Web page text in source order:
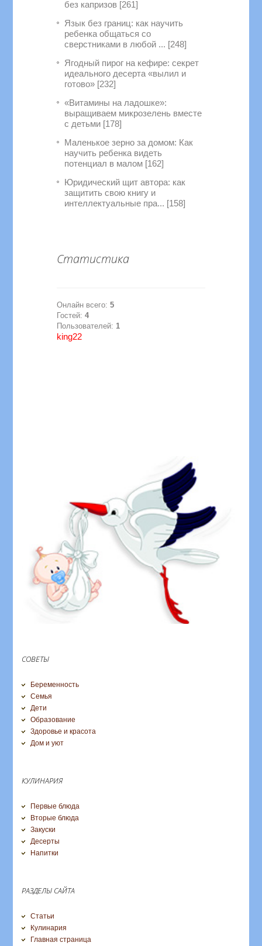
без капризов [261]
Язык без границ: как научить
ребенка общаться со
сверстниками в любой ... [248]
Ягодный пирог на кефире: секрет
идеального десерта «вылил и
готово» [232]
«Витамины на ладошке»:
выращиваем микрозелень вместе
с детьми [178]
Маленькое зерно за домом: Как
научить ребенка видеть
потенциал в малом [162]
Юридический щит автора: как
защитить свою книгу и
интеллектуальные пра... [158]
Статистика
Онлайн всего:5
Гостей:4
Пользователей:1
king22
СОВЕТЫ
Беременность
Семья
Дети
Образование
Здоровье и красота
Дом и уют
КУЛИНАРИЯ
Первые блюда
Вторые блюда
Закуски
Десерты
Напитки
РАЗДЕЛЫ САЙТА
Статьи
Кулинария
Главная страница